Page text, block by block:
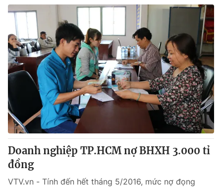
Doanh nghiệp TP.HCM nợ BHXH 3.000 tỉ
đồng
VTV.vn - Tính đến hết tháng 5/2016, mức nợ đọng